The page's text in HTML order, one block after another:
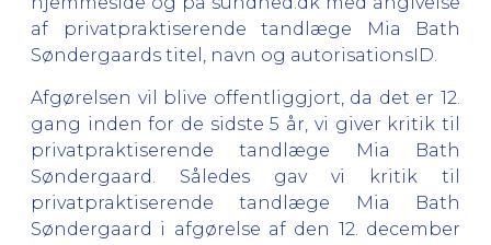
af privatpraktiserende tandlæge Mia Bath
Søndergaards titel, navn og autorisationsID.
Afgørelsen vil blive offentliggjort, da det er 12.
gang inden for de sidste 5 år, vi giver kritik til
privatpraktiserende tandlæge Mia Bath
Søndergaard. Således gav vi kritik til
privatpraktiserende tandlæge Mia Bath
Søndergaard i afgørelse af den 12. december